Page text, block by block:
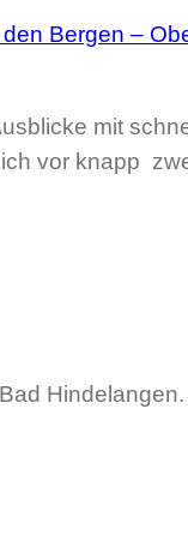
Bergen –
mit
vor knapp